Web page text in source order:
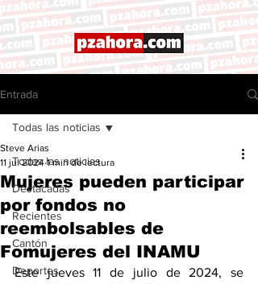
Entrada
Todas las noticias
Destacadas
Recientes
Cantón
Deportes
Todas las noticias
Mujeres pueden participar
por fondos no
reembolsables de
Fomujeres del INAMU
Steve Arias
11 jul 2024 1 min de lectura
Este jueves 11 de julio de 2024, se